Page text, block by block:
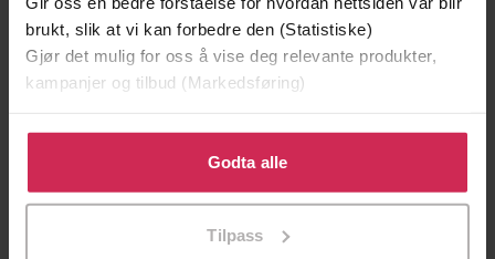
brukt, slik at vi kan forbedre den (Statistiske)
Gjør det mulig for oss å vise deg relevante produkter,
kampanjer og tilbud (Markedsføring)
Klikk på «Godta alle» for å gi oss ditt samtykke til å
bruke cookies for alle disse formålene. Du kan også
tilpasse ditt samtykke til spesifikke formål ved å klikke
Godta alle
Tilpass
Premium
Vinner av Rivertonprisen
Premium
Første gang på tilbud